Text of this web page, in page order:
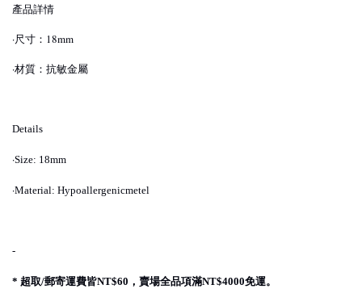
產品詳情
·尺寸：18mm
·材質：抗敏金屬
Details
·Size: 18mm
·Material: Hypoallergenicmetel
-
* 超取/郵寄運費皆NT$60 ，賣場全品項滿NT$4000免運。